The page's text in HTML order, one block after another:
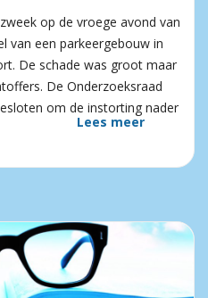
op de vroege avond van
van een parkeergebouw in
De schade was groot maar
De Onderzoeksraad
om de instorting nader
Lees meer